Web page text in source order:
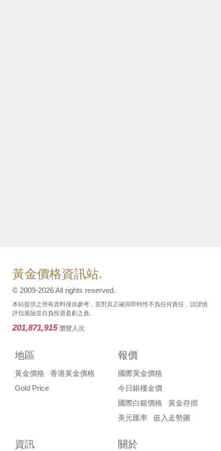
黃金價格資訊站.
© 2009-2026 All rights reserved.
本站提供之所有資料僅供參考，並對其正確與即時性不負任何責任，請謹慎
評估風險並自負投資盈虧之責。
201,871,915 瀏覽人次
地區
黃金價格
香港黃金價格
Gold Price
報價
國際黃金價格
今日銀樓金價
國際白銀價格
黃金存摺
美元匯率
嵌入走勢圖
資訊 關於